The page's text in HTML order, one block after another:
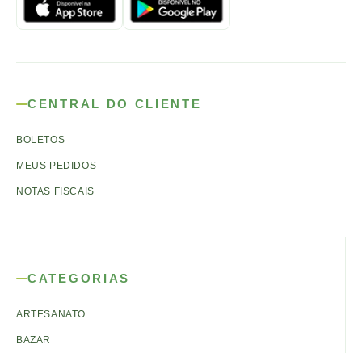
CENTRAL DO CLIENTE
BOLETOS
MEUS PEDIDOS
NOTAS FISCAIS
CATEGORIAS
ARTESANATO
BAZAR